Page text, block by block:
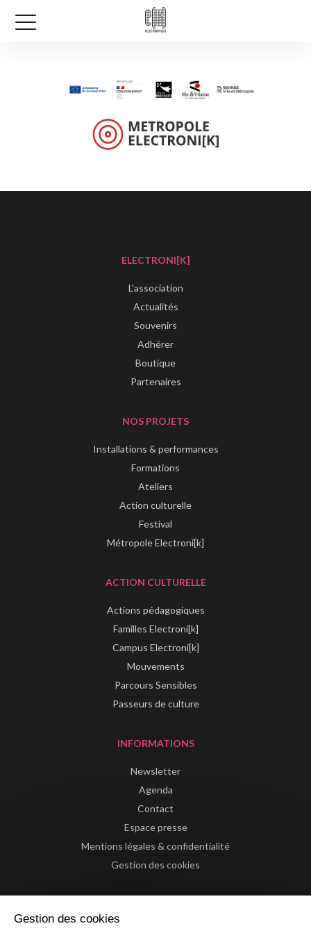
ELECTRONI[K]
L'association
Actualités
Souvenirs
Adhérer
Boutique
Partenaires
NOS PROJETS
Installations & performances
Formations
Ateliers
Action culturelle
Festival
Métropole Electroni[k]
ACTION CULTURELLE
Actions pédagogiques
Familles Electroni[k]
Campus Electroni[k]
Mouvements
Parcours Sensibles
Passeurs de culture
INFORMATIONS
Newsletter
Agenda
Contact
Espace presse
Mentions légales & confidentialité
Gestion des cookies
Gestion des cookies